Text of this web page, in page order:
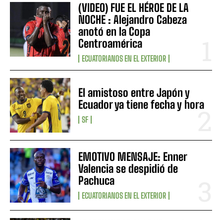
(VIDEO) FUE EL HÉROE DE LA
NOCHE : Alejandro Cabeza
anotó en la Copa
Centroamérica
ECUATORIANOS EN EL EXTERIOR
El amistoso entre Japón y
Ecuador ya tiene fecha y hora
SF
EMOTIVO MENSAJE: Enner
Valencia se despidió de
Pachuca
ECUATORIANOS EN EL EXTERIOR